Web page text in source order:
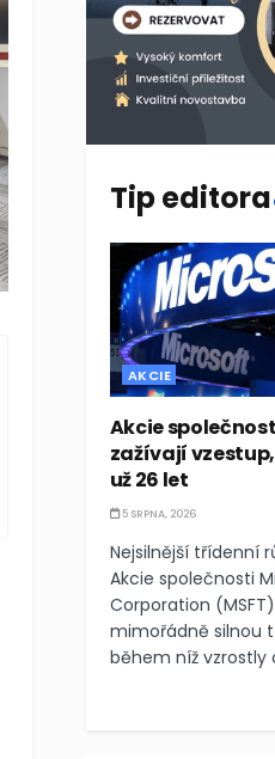
Tip editora
AKCIE
Akcie
zažívají
už 26 let
5 SRPNA, 2026
Nejsilnější třídenní
Akcie společnosti
Corporation
mimořádně silnou
během níž vzrostly